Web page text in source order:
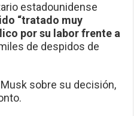
estadounidense
“tratado muy
por su labor frente a
de despidos de
sobre su decisión,